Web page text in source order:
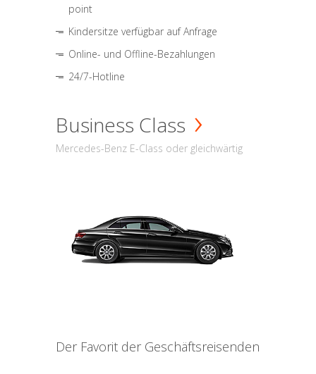
point
Kindersitze verfügbar auf Anfrage
Online- und Offline-Bezahlungen
24/7-Hotline
Business Class
Mercedes-Benz E-Class oder gleichwärtig
Der Favorit der Geschäftsreisenden